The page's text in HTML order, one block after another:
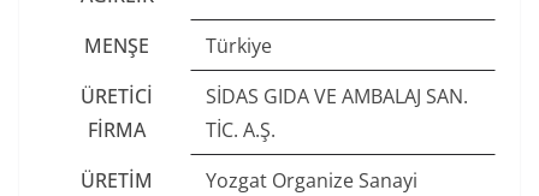
MENŞE
Türkiye
ÜRETICI
FIRMA
SİDAS GIDA VE AMBALAJ SAN.
TİC. A.Ş.
ÜRETIM
Yozgat Organize Sanayi